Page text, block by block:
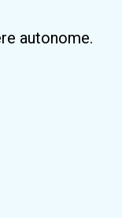
autonome.